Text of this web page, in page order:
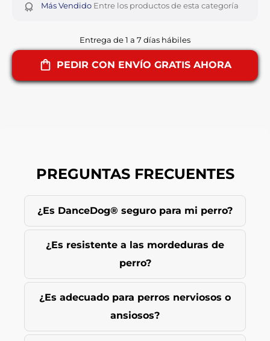
Más Vendido Entre los productos de esta categoría
Entrega de 1 a 7 días hábiles
PEDIR CON ENVÍO GRATIS AHORA
PREGUNTAS FRECUENTES
¿Es DanceDog® seguro para mi perro?
¿Es resistente a las mordeduras de
perro?
¿Es adecuado para perros nerviosos o
ansiosos?